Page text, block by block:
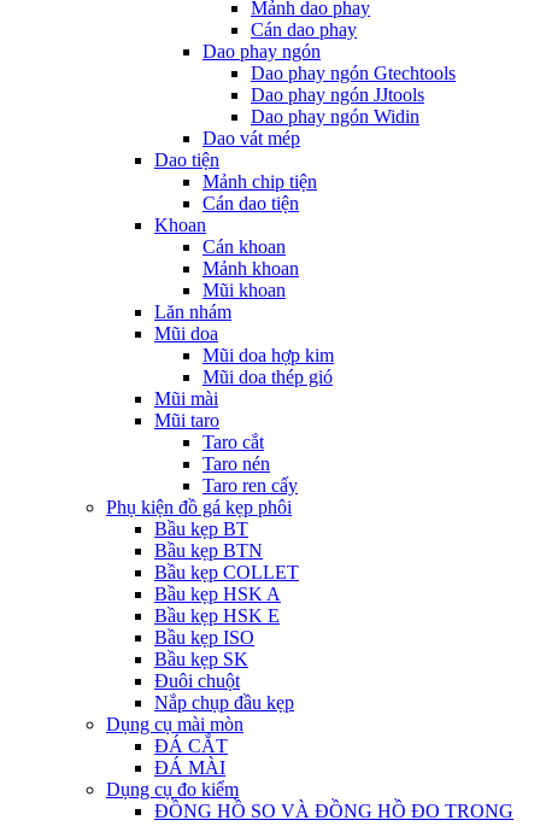
Mảnh dao phay
Cán dao phay
Dao phay ngón
Dao phay ngón Gtechtools
Dao phay ngón JJtools
Dao phay ngón Widin
Dao vát mép
Dao tiện
Mảnh chip tiện
Cán dao tiện
Khoan
Cán khoan
Mảnh khoan
Mũi khoan
Lăn nhám
Mũi doa
Mũi doa hợp kim
Mũi doa thép gió
Mũi mài
Mũi taro
Taro cắt
Taro nén
Taro ren cấy
Phụ kiện đồ gá kẹp phôi
Bầu kẹp BT
Bầu kẹp BTN
Bầu kẹp COLLET
Bầu kẹp HSK A
Bầu kẹp HSK E
Bầu kẹp ISO
Bầu kẹp SK
Đuôi chuột
Nắp chụp đầu kẹp
Dụng cụ mài mòn
ĐÁ CẮT
ĐÁ MÀI
Dụng cụ đo kiểm
ĐỒNG HỒ SO VÀ ĐỒNG HỒ ĐO TRONG